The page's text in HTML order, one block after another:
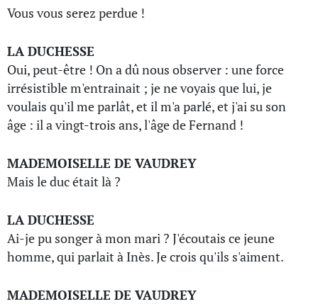
Vous vous serez perdue !
LA DUCHESSE
Oui, peut-être ! On a dû nous observer : une force
irrésistible m'entrainait ; je ne voyais que lui, je
voulais qu'il me parlât, et il m'a parlé, et j'ai su son
âge : il a vingt-trois ans, l'âge de Fernand !
MADEMOISELLE DE VAUDREY
Mais le duc était là ?
LA DUCHESSE
Ai-je pu songer à mon mari ? J'écoutais ce jeune
homme, qui parlait à Inès. Je crois qu'ils s'aiment.
MADEMOISELLE DE VAUDREY